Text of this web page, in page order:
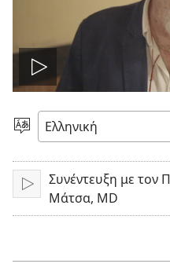
βίντεο
Επιλέξτε
Γλώσσα
Αναπαραγωγή
Συνέντευξη με τον
Μάτσα, MD